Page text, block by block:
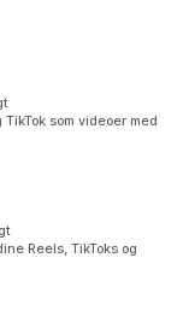
som videoer med
Reels, TikToks og